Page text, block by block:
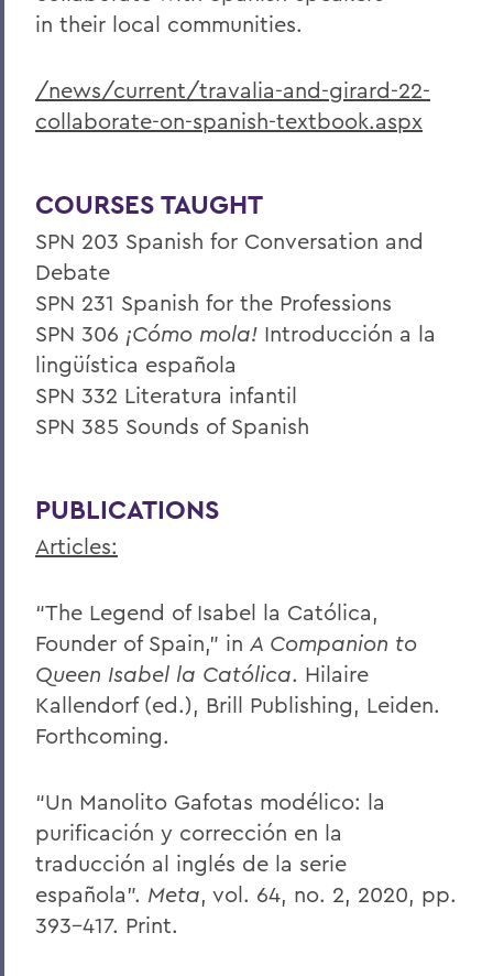
in their local communities.
/news/current/travalia-and-girard-22-
collaborate-on-spanish-textbook.aspx
COURSES TAUGHT
SPN 203 Spanish for Conversation and
Debate
SPN 231 Spanish for the Professions
SPN 306 ¡Cómo mola! Introducción a la
lingüística española
SPN 332 Literatura infantil
SPN 385 Sounds of Spanish
PUBLICATIONS
Articles:
“The Legend of Isabel la Católica,
Founder of Spain,” in A Companion to
Queen Isabel la Católica. Hilaire
Kallendorf (ed.), Brill Publishing, Leiden.
Forthcoming.
“Un Manolito Gafotas modélico: la
purificación y corrección en la
traducción al inglés de la serie
española”. Meta, vol. 64, no. 2, 2020, pp.
393-417. Print.